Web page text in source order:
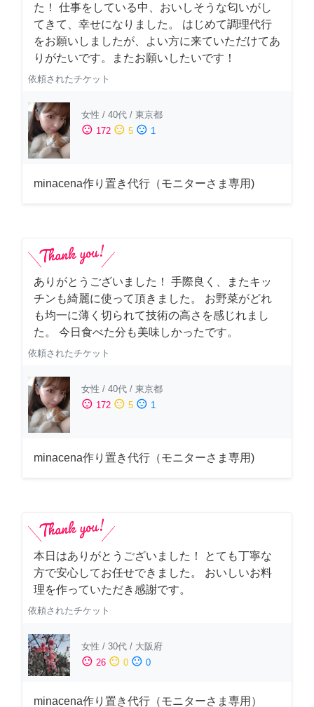
た！ 仕事をしている中、おいしそうな匂いがし
てきて、幸せになりました。 はじめて調理代行
をお願いしましたが、よい方に来ていただけてあ
りがたいです。またお願いしたいです！
依頼されたチケット
女性 / 40代 / 東京都
sentiment_satisfied 172 sentiment_neutral 5 sentiment_dissatisfied 1
minacena作り置き代行（モニターさま専用)
ありがとうございました！ 手際良く、またキッ
チンも綺麗に使って頂きました。 お野菜がどれ
も均一に薄く切られて技術の高さを感じれまし
た。 今日食べた分も美味しかったです。
依頼されたチケット
女性 / 40代 / 東京都
sentiment_satisfied 172 sentiment_neutral 5 sentiment_dissatisfied 1
minacena作り置き代行（モニターさま専用)
本日はありがとうございました！ とても丁寧な
方で安心してお任せできました。 おいしいお料
理を作っていただき感謝です。
依頼されたチケット
女性 / 30代 / 大阪府
sentiment_satisfied 26 sentiment_neutral 0 sentiment_dissatisfied 0
minacena作り置き代行（モニターさま専用）